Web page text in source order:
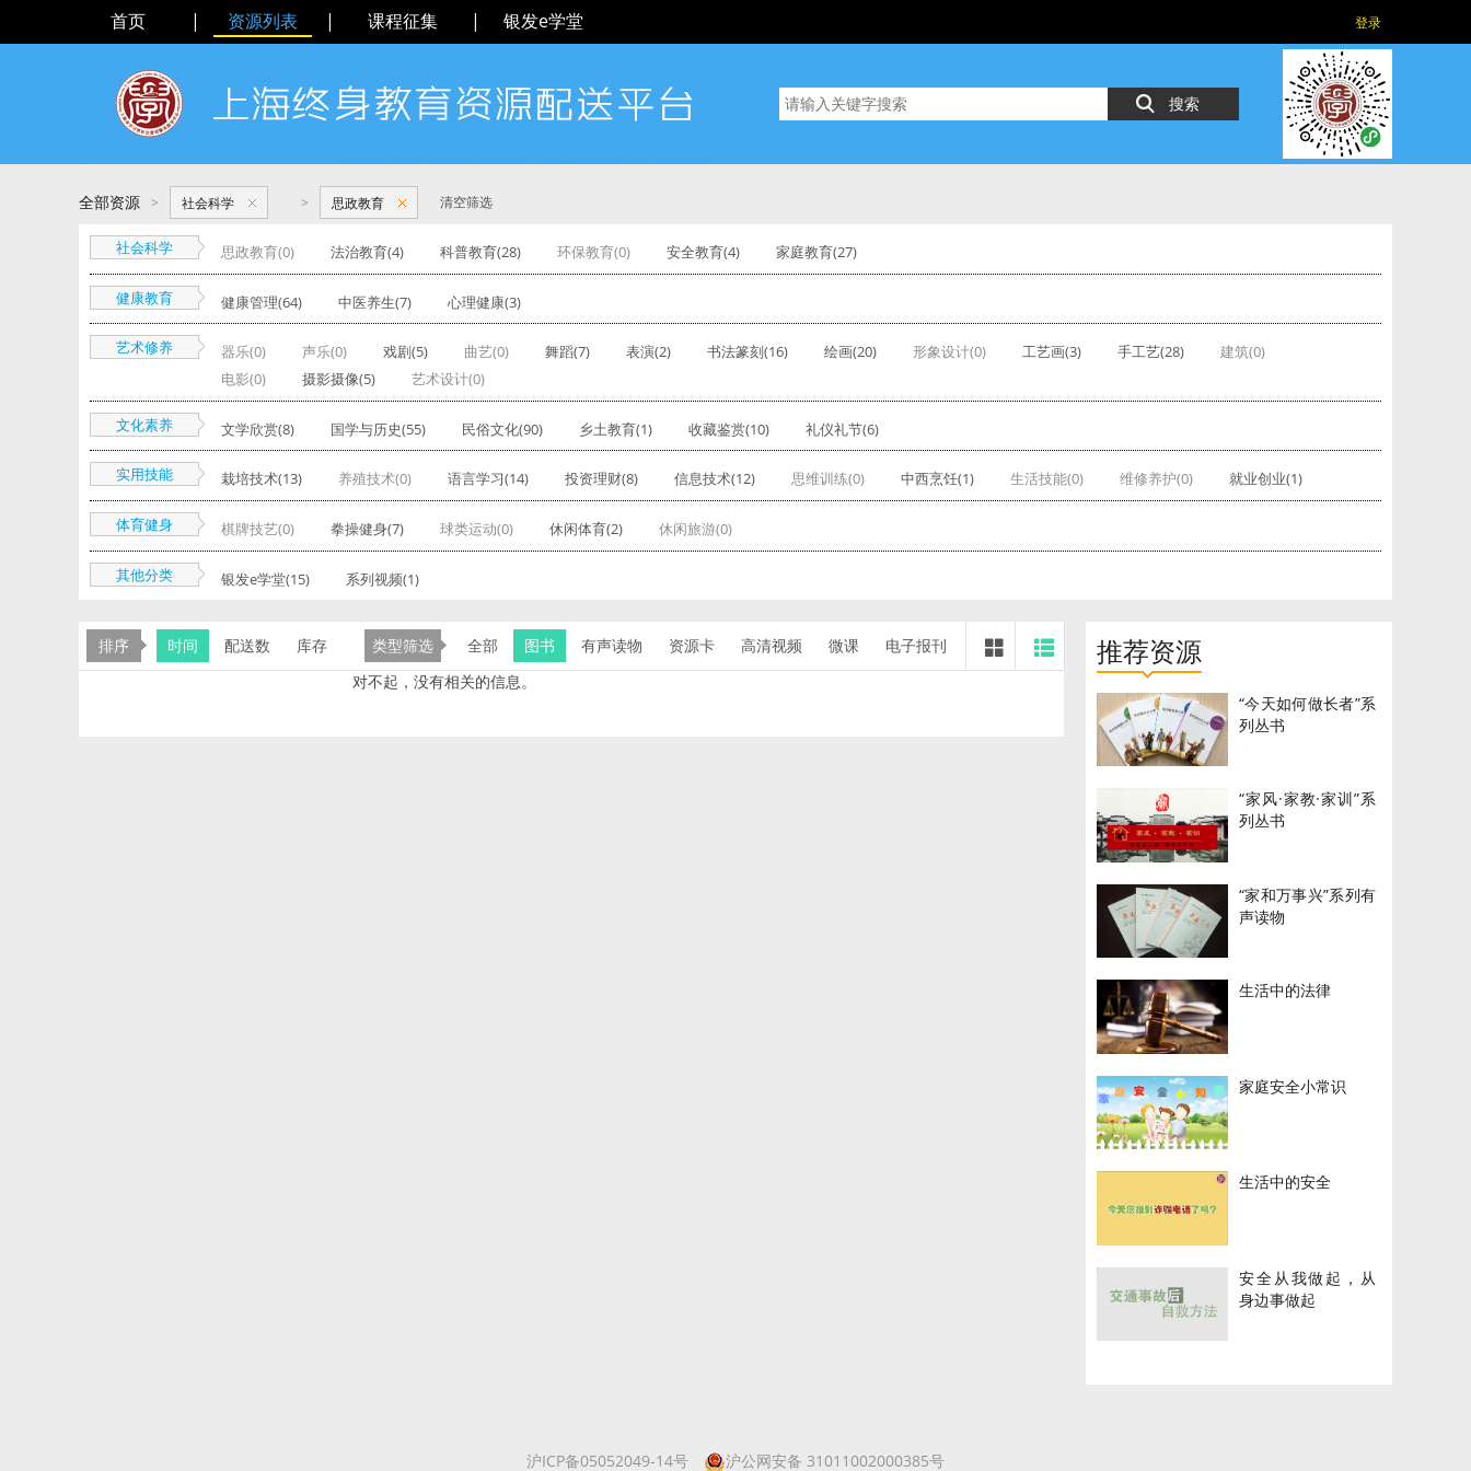
首页 | 资源列表 | 课程征集 | 银发e学堂 登录
搜索
全部资源 > 社会科学 > 思政教育 清空筛选
社会科学 思政教育(0) 法治教育(4) 科普教育(28) 环保教育(0) 安全教育(4) 家庭教育(27)
健康教育 健康管理(64) 中医养生(7) 心理健康(3)
艺术修养 器乐(0) 声乐(0) 戏剧(5) 曲艺(0) 舞蹈(7) 表演(2) 书法篆刻(16) 绘画(20) 形象设计(0) 工艺画(3) 手工艺(28)
建筑(0)
电影(0)
摄影摄像(5) 艺术设计(0)
文化素养 文学欣赏(8) 国学与历史(55) 民俗文化(90) 乡土教育(1) 收藏鉴赏(10) 礼仪礼节(6)
实用技能 栽培技术(13) 养殖技术(0) 语言学习(14) 投资理财(8) 信息技术(12) 思维训练(0) 中西烹饪(1) 生活技能(0) 维修养护(0) 就业创业(1)
体育健身 棋牌技艺(0) 拳操健身(7) 球类运动(0) 休闲体育(2) 休闲旅游(0)
其他分类 银发e学堂(15) 系列视频(1)
排序 时间 配送数 库存 类型筛选 全部 图书 有声读物 资源卡 高清视频 微课
电子报刊
对不起，没有相关的信息。
推荐资源
“今天如何做长者”系
列丛书
“家风·家教·家训”系
列丛书
“家和万事兴”系列有
声读物
生活中的法律
家庭安全小常识
生活中的安全
安全从我做起，从
身边事做起
沪ICP备05052049-14号 沪公网安备 31011002000385号